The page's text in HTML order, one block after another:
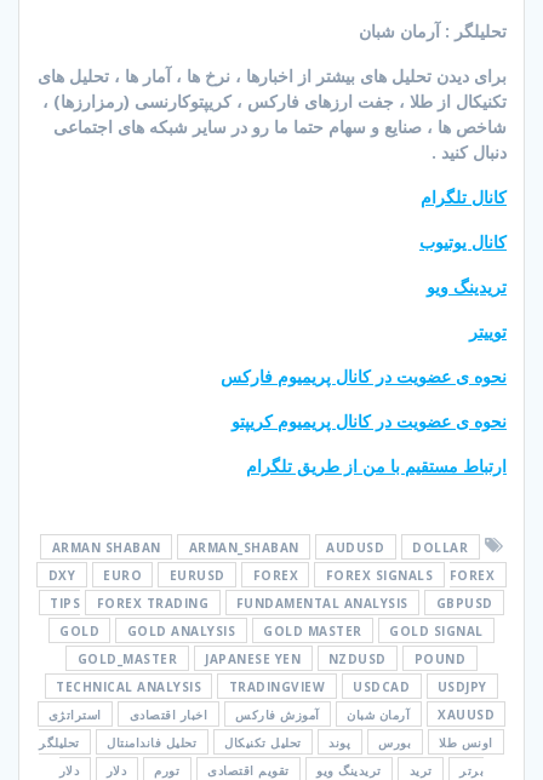
تحلیلگر : آرمان شبان
برای دیدن تحلیل های بیشتر از اخبارها ، نرخ ها ، آمار ها ، تحلیل های
تکنیکال از طلا ، جفت ارزهای فارکس ، کریپتوکارنسی (رمزارزها) ،
شاخص ها ، صنایع و سهام حتما ما رو در سایر شبکه های اجتماعی
دنبال کنید .
کانال تلگرام
کانال یوتیوب
تریدینگ ویو
توییتر
نحوه ی عضویت در کانال پریمیوم فارکس
نحوه ی عضویت در کانال پریمیوم کریپتو
ارتباط مستقیم با من از طریق تلگرام
ARMAN SHABAN ARMAN_SHABAN AUDUSD
DOLLAR
DXY
EURO EURUSD FOREX FOREX SIGNALS
FOREX
TIPS
FOREX TRADING FUNDAMENTAL ANALYSIS
GBPUSD
GOLD
GOLD ANALYSIS GOLD MASTER
GOLD SIGNAL
GOLD_MASTER
JAPANESE YEN NZDUSD
POUND
TECHNICAL ANALYSIS
TRADINGVIEW USDCAD
USDJPY
XAUUSD
آرمان شبان آموزش فارکس اخبار اقتصادی
استراتژی
اونس طلا
بورس پوند تحلیل تکنیکال تحلیل فاندامنتال
تحلیلگر
برتر
ترید تریدینگ ویو تقویم اقتصادی تورم دلار
دلار